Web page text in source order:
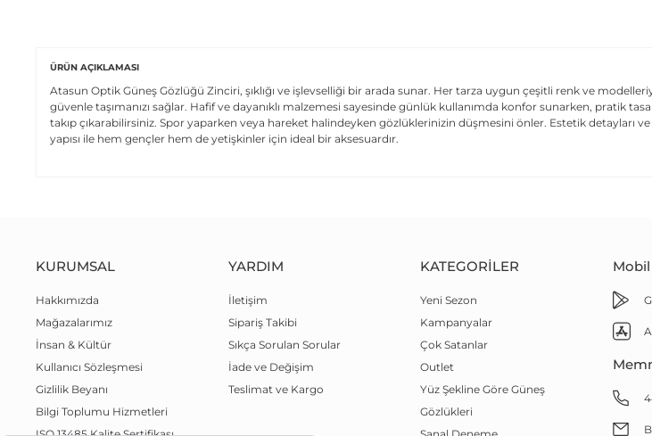
ÜRÜN AÇIKLAMASI
Atasun Optik Güneş Gözlüğü Zinciri, şıklığı ve işlevselliği bir arada sunar. Her tarza uygun çeşitli renk ve
güvenle taşımanızı sağlar. Hafif ve dayanıklı malzemesi sayesinde günlük kullanımda konfor sunarken, pratik
takıp çıkarabilirsiniz. Spor yaparken veya hareket halindeyken gözlüklerinizin düşmesini önler. Estetik detayları
yapısı ile hem gençler hem de yetişkinler için ideal bir aksesuardır.
KURUMSAL
Hakkımızda
Mağazalarımız
İnsan & Kültür
Kullanıcı Sözleşmesi
Gizlilik Beyanı
Bilgi Toplumu Hizmetleri
YARDIM
İletişim
Sipariş Takibi
Sıkça Sorulan Sorular
İade ve Değişim
Teslimat ve Kargo
KATEGORILER
Yeni Sezon
Kampanyalar
Çok Satanlar
Outlet
Yüz Şekline Göre Güneş
Gözlükleri
Mobil